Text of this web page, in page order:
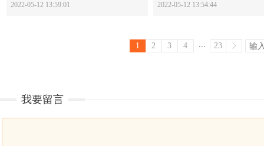
2022-05-12 13:59:01
2022-05-12 13:54:44
1 2 3 4 ... 23
我要留言